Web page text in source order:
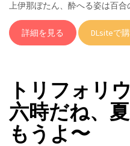
上伊那ぼたん、酔へる姿は百合
詳細を見る DLsiteで
トリフォリ
六時だね、
もうよ〜